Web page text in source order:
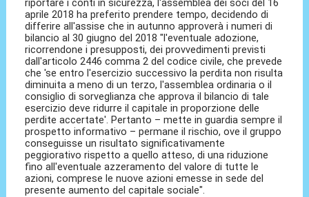
riportare i conti in sicurezza, l'assemblea dei soci del 16
aprile 2018 ha preferito prendere tempo, decidendo di
differire all'assise che in autunno approverà i numeri di
bilancio al 30 giugno del 2018 "l'eventuale adozione,
ricorrendone i presupposti, dei provvedimenti previsti
dall'articolo 2446 comma 2 del codice civile, che prevede
che 'se entro l'esercizio successivo la perdita non risulta
diminuita a meno di un terzo, l'assemblea ordinaria o il
consiglio di sorveglianza che approva il bilancio di tale
esercizio deve ridurre il capitale in proporzione delle
perdite accertate'. Pertanto – mette in guardia sempre il
prospetto informativo – permane il rischio, ove il gruppo
conseguisse un risultato significativamente
peggiorativo rispetto a quello atteso, di una riduzione
fino all'eventuale azzeramento del valore di tutte le
azioni, comprese le nuove azioni emesse in sede del
presente aumento del capitale sociale".